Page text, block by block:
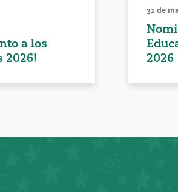
a los
2026!
31 de
2026